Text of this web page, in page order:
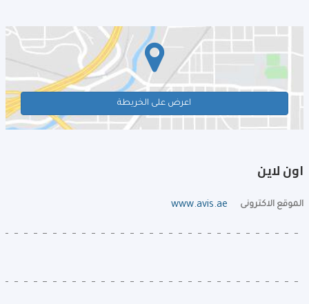
اعرض على الخريطة
اون لاين
الموقع الاكترونى www.avis.ae